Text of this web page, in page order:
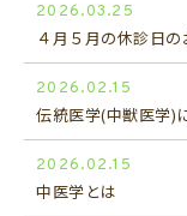
2026.03.25
４月５月の休診日
2026.02.15
伝統医学(中獣医学)
2026.02.15
中医学とは